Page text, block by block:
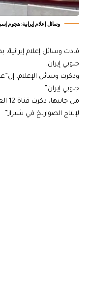
وسائل إعلام إيرانية: هجوم
فادت وسائل إعلام
جنوبي إيران.
وذكرت وسائل الإعلام،
جنوبي إيران”.
من
لإنتاج الصواريخ في شيراز”